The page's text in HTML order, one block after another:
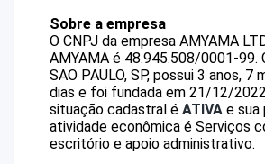
Sobre a empresa
O CNPJ da empresa AMYAMA
AMYAMA é 48.945.508/0001-99.
SAO PAULO, SP, possui 3 anos, 7
dias e foi fundada em 21/12/
situação cadastral é ATIVA e sua
atividade econômica é Serviços
escritório e apoio administrativo.